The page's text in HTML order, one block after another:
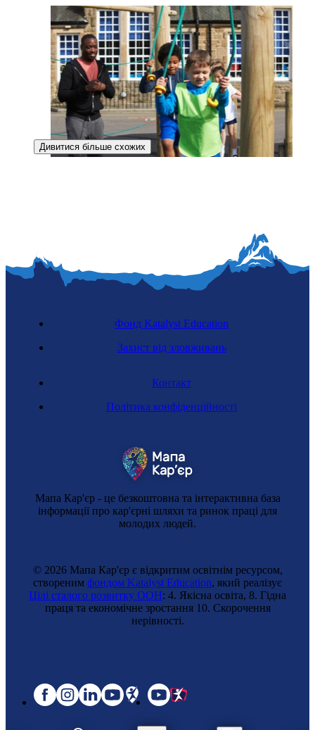
Господар агротуристичного господарства
Інструктор з лижного спорту
Дивитися більше схожих
Мапа Кар'єр - це безкоштовна та інтерактивна база
інформації про кар'єрні шляхи та ринок праці для
молодих людей.
Контакт
Політика конфіденційності
Фонд Katalyst Education
Захист від зловживань
© 2026 Мапа Кар'єр є відкритим освітнім ресурсом,
створеним фондом Katalyst Education, який реалізує
Цілі сталого розвитку ООН: 4. Якісна освіта, 8. Гідна
праця та економічне зростання 10. Cкорочення
нерівності.